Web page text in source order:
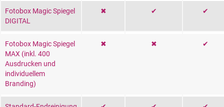
Fotobox Magic Spiegel
DIGITAL
✖ ✔ ✔
Fotobox Magic Spiegel
MAX (inkl. 400
Ausdrucken und
individuellem
Branding)
✖ ✖ ✔